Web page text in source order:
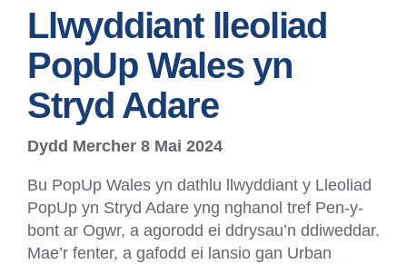
Llwyddiant lleoliad
PopUp Wales yn
Stryd Adare
Dydd Mercher 8 Mai 2024
Bu PopUp Wales yn dathlu llwyddiant y Lleoliad
PopUp yn Stryd Adare yng nghanol tref Pen-y-
bont ar Ogwr, a agorodd ei ddrysau’n ddiweddar.
Mae’r fenter, a gafodd ei lansio gan Urban